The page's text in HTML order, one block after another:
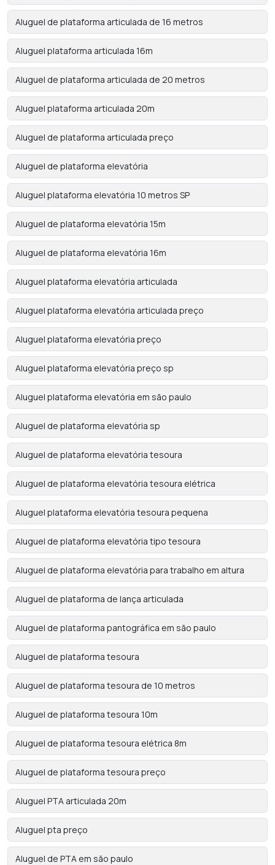
Aluguel de plataforma articulada de 16 metros
Aluguel plataforma articulada 16m
Aluguel de plataforma articulada de 20 metros
Aluguel plataforma articulada 20m
Aluguel de plataforma articulada preço
Aluguel de plataforma elevatória
Aluguel plataforma elevatória 10 metros SP
Aluguel de plataforma elevatória 15m
Aluguel de plataforma elevatória 16m
Aluguel plataforma elevatória articulada
Aluguel plataforma elevatória articulada preço
Aluguel plataforma elevatória preço
Aluguel plataforma elevatória preço sp
Aluguel plataforma elevatória em são paulo
Aluguel de plataforma elevatória sp
Aluguel de plataforma elevatória tesoura
Aluguel de plataforma elevatória tesoura elétrica
Aluguel plataforma elevatória tesoura pequena
Aluguel de plataforma elevatória tipo tesoura
Aluguel de plataforma elevatória para trabalho em altura
Aluguel de plataforma de lança articulada
Aluguel de plataforma pantográfica em são paulo
Aluguel de plataforma tesoura
Aluguel de plataforma tesoura de 10 metros
Aluguel de plataforma tesoura 10m
Aluguel de plataforma tesoura elétrica 8m
Aluguel de plataforma tesoura preço
Aluguel PTA articulada 20m
Aluguel pta preço
Aluguel de PTA em são paulo